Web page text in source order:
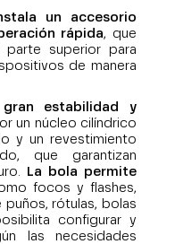
un accesorio
rápida, que
parte superior para
de manera
estabilidad y
un núcleo cilíndrico
y un revestimiento
que garantizan
La bola permite
focos y flashes,
puños, rótulas, bolas
configurar y
las necesidades